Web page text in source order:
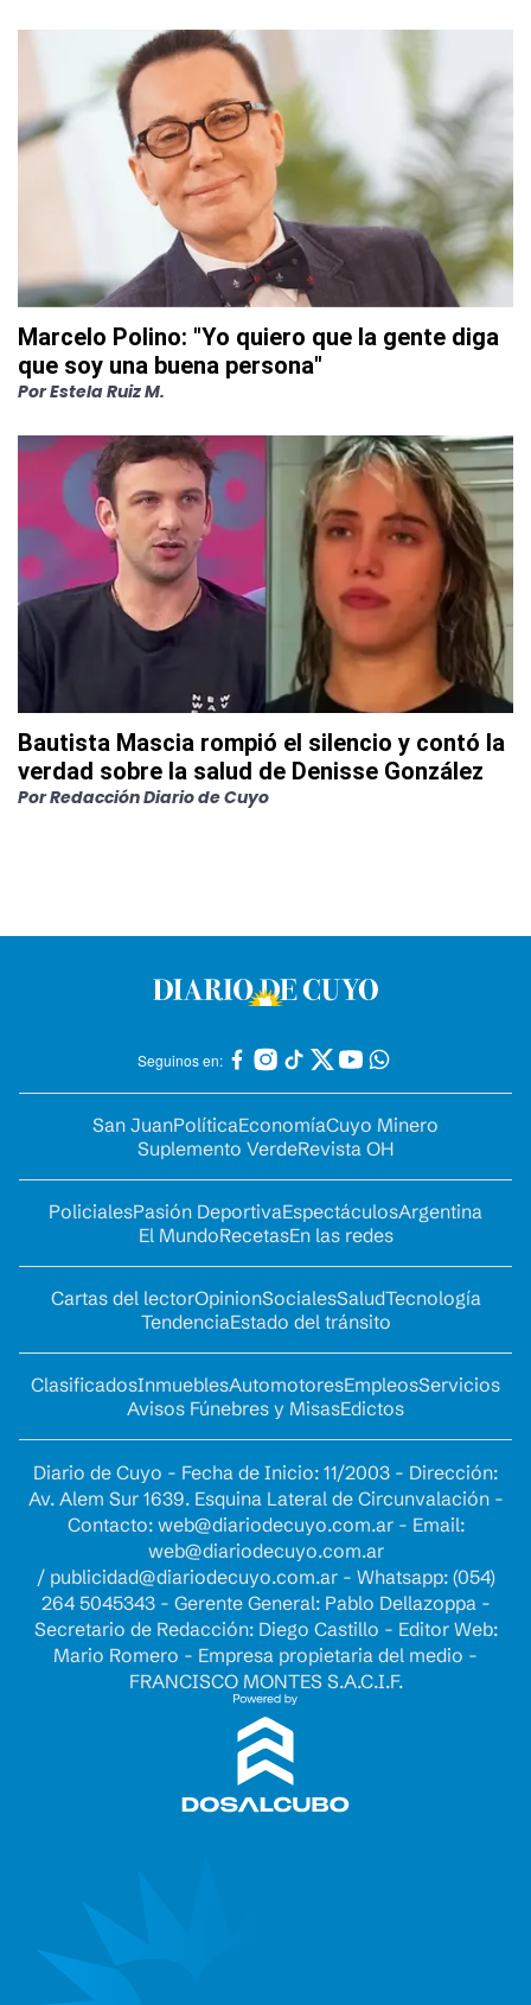
Marcelo Polino: "Yo quiero que la gente diga
que soy una buena persona"
PorEstela Ruiz M.
Bautista Mascia rompió el silencio y contó la
verdad sobre la salud de Denisse González
PorRedacción Diario de Cuyo
Seguinos en:
San JuanPolíticaEconomíaCuyo Minero
Suplemento VerdeRevista OH
PolicialesPasión DeportivaEspectáculosArgentina
El MundoRecetasEn las redes
Cartas del lectorOpinionSocialesSaludTecnología
TendenciaEstado del tránsito
ClasificadosInmueblesAutomotoresEmpleosServicios
Avisos Fúnebres y MisasEdictos
Diario de Cuyo - Fecha de Inicio: 11/2003 - Dirección:
Av. Alem Sur 1639. Esquina Lateral de Circunvalación -
Contacto: web@diariodecuyo.com.ar- Email:
web@diariodecuyo.com.ar
/ publicidad@diariodecuyo.com.ar- Whatsapp: (054)
264 5045343 - Gerente General: Pablo Dellazoppa -
Secretario de Redacción: Diego Castillo - Editor Web:
Mario Romero - Empresa propietaria del medio -
FRANCISCO MONTES S.A.C.I.F.